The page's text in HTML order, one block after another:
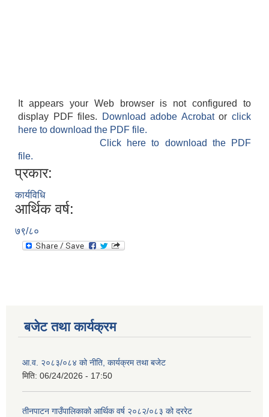
It appears your Web browser is not configured to
display PDF files.
Download adobe Acrobatorclick
here to download the PDF file.
Click here to download the PDF
file.
प्रकार:
कार्यविधि
आर्थिक वर्ष:
७९/८०
बजेट तथा कार्यक्रम
आ.व. २०८३/०८४ को नीति, कार्यक्रम तथा बजेट
मिति: 06/24/2026 - 17:50
तीनपाटन गाउँपालिकाको आर्थिक वर्ष २०८२/०८३ को दररेट